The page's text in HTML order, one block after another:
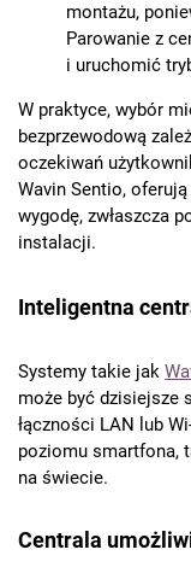
montażu,
Parowanie z
i uruchomić
W praktyce, wybór
bezprzewodową
oczekiwań
Wavin Sentio,
wygodę, zwłaszcza
instalacji.
Inteligentna
Systemy takie jak
może być dzisiejsze
łączności LAN lub
poziomu smartfona,
na świecie.
Centrala